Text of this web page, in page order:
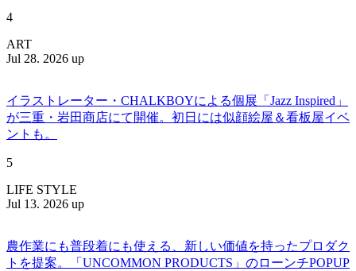
4
ART
Jul 28. 2026 up
イラストレーター・CHALKBOYによる個展「Jazz Inspired」
が三重・岩田商店にて開催。初日には似顔絵屋＆看板屋イベ
ントも。
5
LIFE STYLE
Jul 13. 2026 up
農作業にも普段着にも使える、新しい価値を持ったプロダク
トを提案。「UNCOMMON PRODUCTS」のローンチPOPUP